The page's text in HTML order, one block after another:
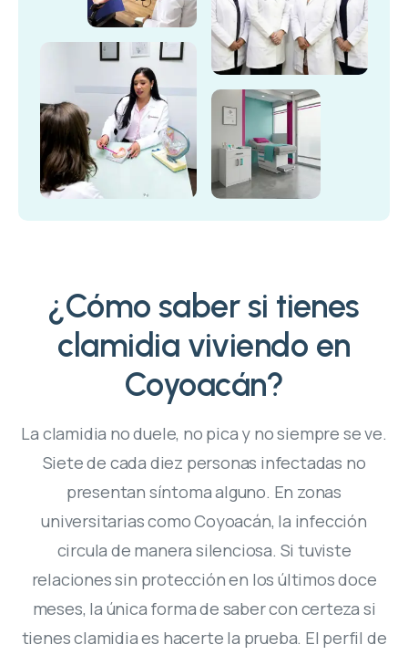
¿Cómo saber si tienes
clamidia viviendo en
Coyoacán?
La clamidia no duele, no pica y no siempre se ve.
Siete de cada diez personas infectadas no
presentan síntoma alguno. En zonas
universitarias como Coyoacán, la infección
circula de manera silenciosa. Si tuviste
relaciones sin protección en los últimos doce
meses, la única forma de saber con certeza si
tienes clamidia es hacerte la prueba. El perfil de